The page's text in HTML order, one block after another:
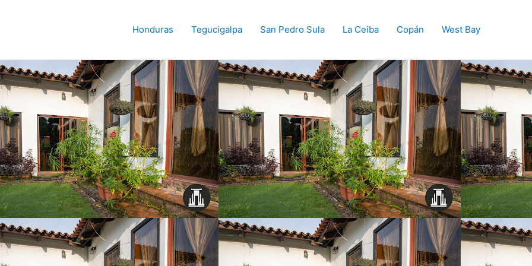
Honduras Tegucigalpa San Pedro Sula La Ceiba Copán West Bay